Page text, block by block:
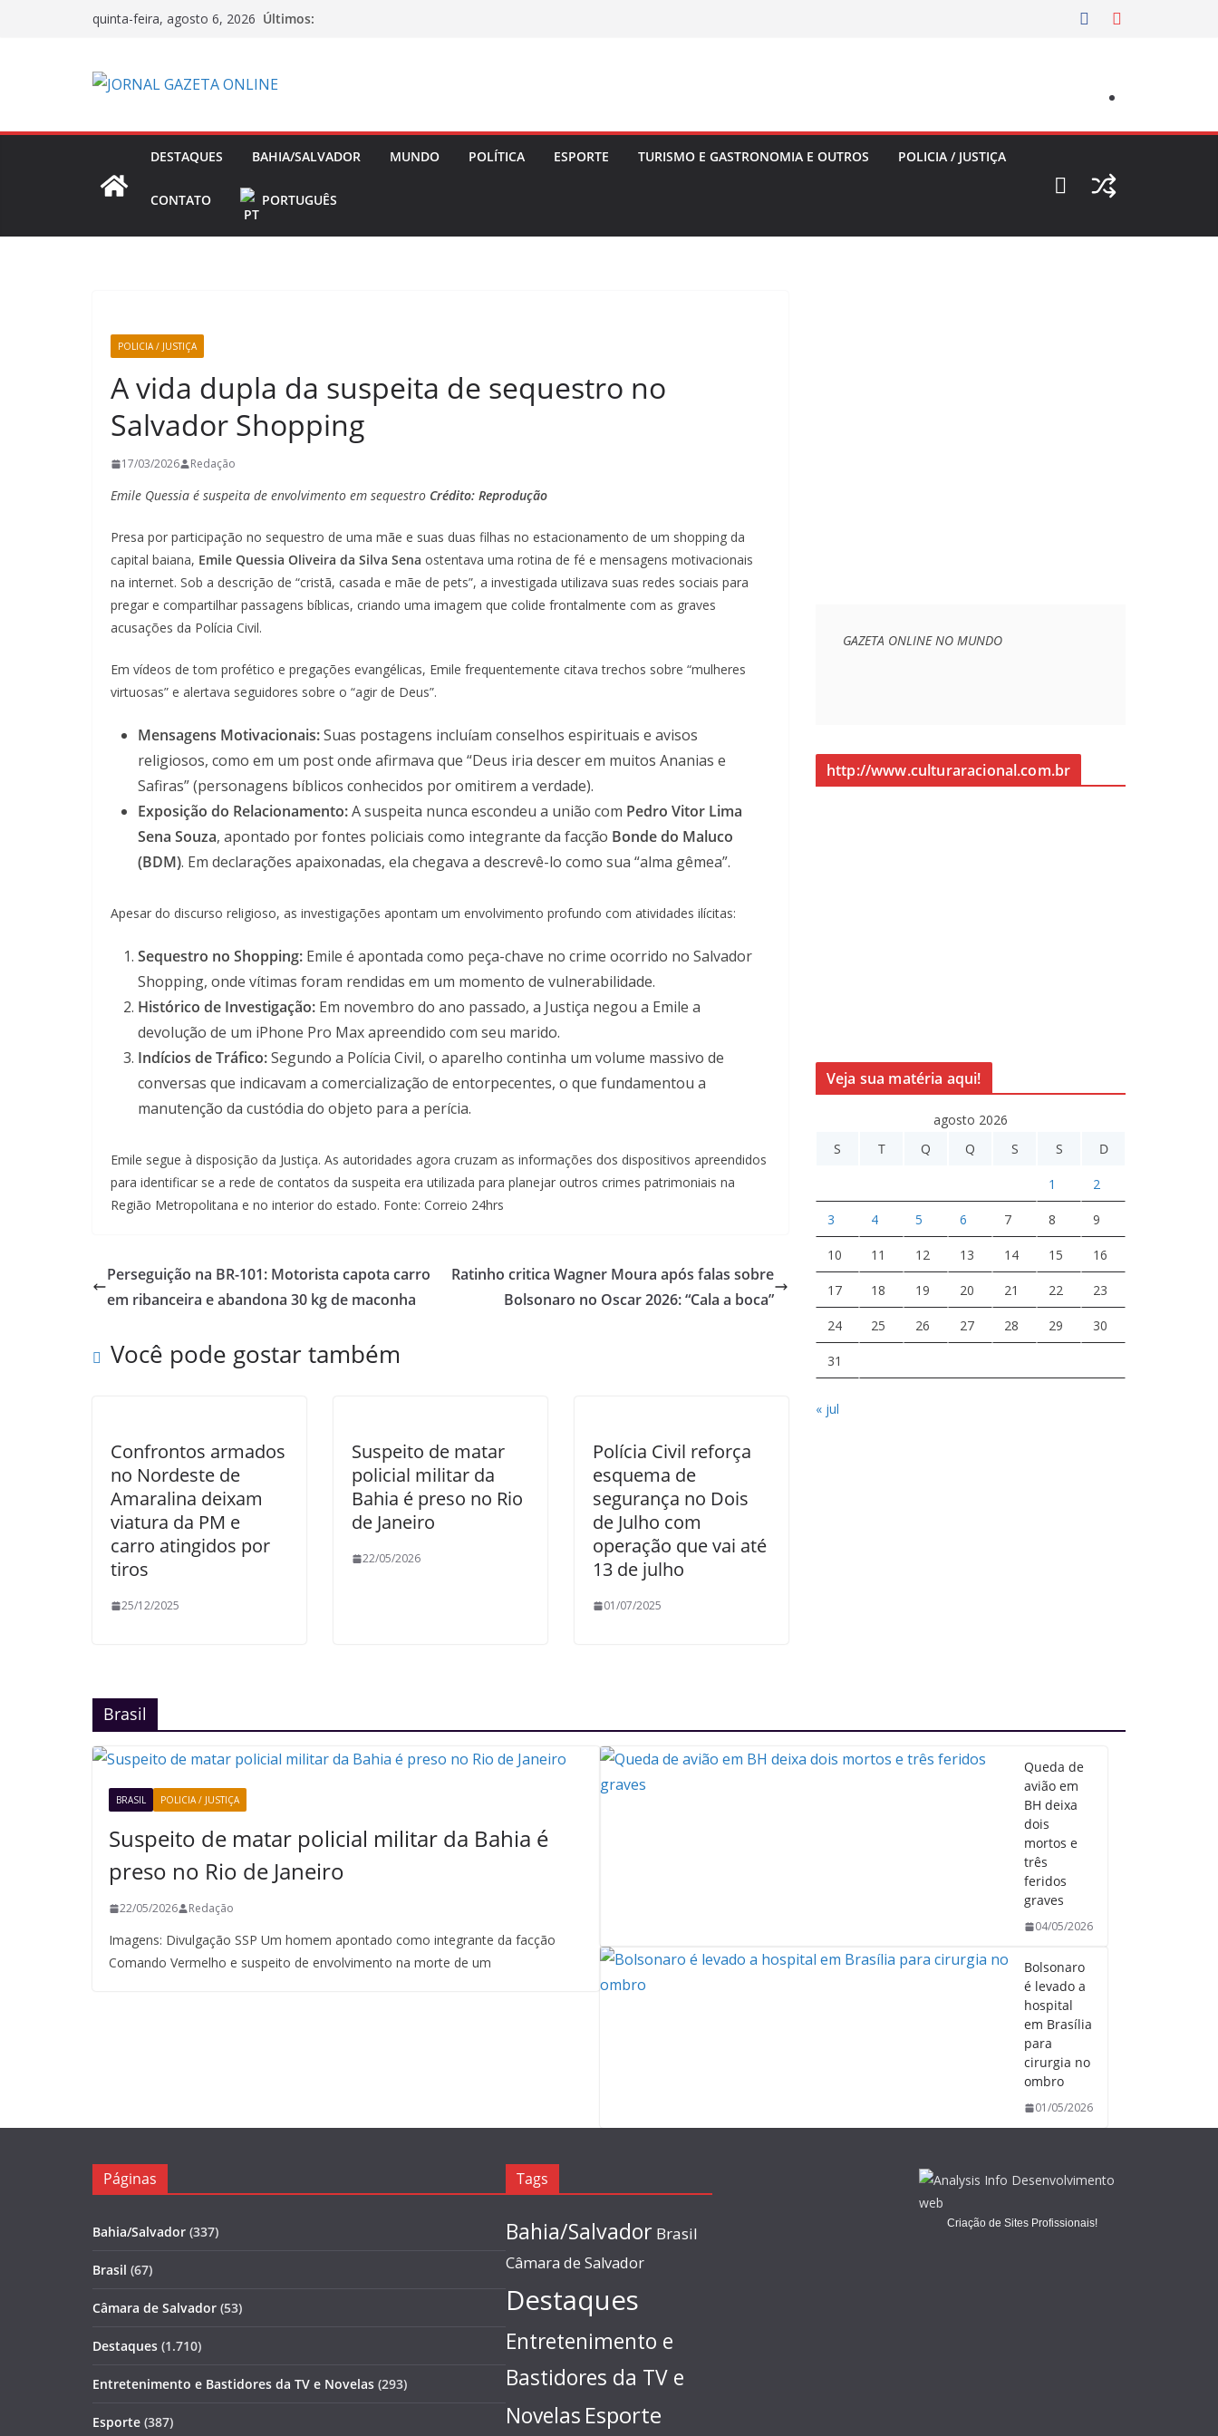
quinta-feira, agosto 6, 2026 Últimos:
DESTAQUES BAHIA/SALVADOR MUNDO POLÍTICA ESPORTE TURISMO E GASTRONOMIA E OUTROS POLICIA / JUSTIÇA
CONTATO PORTUGUÊS
POLICIA / JUSTIÇA
A vida dupla da suspeita de sequestro no
Salvador Shopping
17/03/2026 Redação
Emile Quessia é suspeita de envolvimento em sequestro Crédito: Reprodução
Presa por participação no sequestro de uma mãe e suas duas filhas no estacionamento de um shopping da
capital baiana, Emile Quessia Oliveira da Silva Sena ostentava uma rotina de fé e mensagens motivacionais
na internet. Sob a descrição de “cristã, casada e mãe de pets”, a investigada utilizava suas redes sociais para
pregar e compartilhar passagens bíblicas, criando uma imagem que colide frontalmente com as graves
acusações da Polícia Civil.
Em vídeos de tom profético e pregações evangélicas, Emile frequentemente citava trechos sobre “mulheres
virtuosas” e alertava seguidores sobre o “agir de Deus”.
Mensagens Motivacionais:Suas postagens incluíam conselhos espirituais e avisos
religiosos, como em um post onde afirmava que “Deus iria descer em muitos Ananias e
Safiras” (personagens bíblicos conhecidos por omitirem a verdade).
Exposição do Relacionamento:A suspeita nunca escondeu a união com Pedro Vitor Lima
Sena Souza, apontado por fontes policiais como integrante da facção Bonde do Maluco
(BDM). Em declarações apaixonadas, ela chegava a descrevê-lo como sua “alma gêmea”.
Apesar do discurso religioso, as investigações apontam um envolvimento profundo com atividades ilícitas:
Sequestro no Shopping: Emile é apontada como peça-chave no crime ocorrido no Salvador
Shopping, onde vítimas foram rendidas em um momento de vulnerabilidade.
Histórico de Investigação: Em novembro do ano passado, a Justiça negou a Emile a
devolução de um iPhone Pro Max apreendido com seu marido.
Indícios de Tráfico:Segundo a Polícia Civil, o aparelho continha um volume massivo de
conversas que indicavam a comercialização de entorpecentes, o que fundamentou a
manutenção da custódia do objeto para a perícia.
Emile segue à disposição da Justiça. As autoridades agora cruzam as informações dos dispositivos apreendidos
para identificar se a rede de contatos da suspeita era utilizada para planejar outros crimes patrimoniais na
Região Metropolitana e no interior do estado. Fonte: Correio 24hrs
Perseguição na BR-101: Motorista capota carro
em ribanceira e abandona 30 kg de maconha
Ratinho critica Wagner Moura após falas sobre
Bolsonaro no Oscar 2026: “Cala a boca”
Você pode gostar também
Confrontos armados
no Nordeste de
Amaralina deixam
viatura da PM e
carro atingidos por
tiros
25/12/2025
Suspeito de matar
policial militar da
Bahia é preso no Rio
de Janeiro
22/05/2026
Polícia Civil reforça
esquema de
segurança no Dois
de Julho com
operação que vai até
13 de julho
01/07/2025
GAZETA ONLINE NO MUNDO
http://www.culturaracional.com.br
Veja sua matéria aqui!
agosto 2026
S
T Q Q S S D
1 2
3 4 5 6 7 8 9
10 11 12 13 14 15 16
17 18 19 20 21 22 23
24 25 26 27 28 29 30
31
« jul
Brasil
BRASIL POLICIA / JUSTIÇA
Suspeito de matar policial militar da Bahia é
preso no Rio de Janeiro
22/05/2026 Redação
Imagens: Divulgação SSP Um homem apontado como integrante da facção
Comando Vermelho e suspeito de envolvimento na morte de um
Queda de
avião em
BH deixa
dois
mortos e
três
feridos
graves
04/05/2026
Bolsonaro
é levado a
hospital
em Brasília
para
cirurgia no
ombro
01/05/2026
Páginas
Bahia/Salvador (337)
Brasil (67)
Câmara de Salvador (53)
Destaques (1.710)
Entretenimento e Bastidores da TV e Novelas (293)
Esporte (387)
Tags
Bahia/Salvador Brasil
Câmara de Salvador
Destaques
Entretenimento e
Bastidores da TV e
Novelas Esporte
Criação de Sites Profissionais!